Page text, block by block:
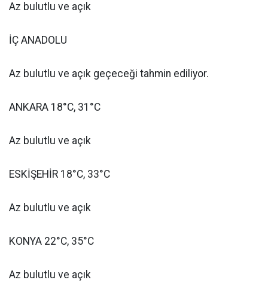
Az bulutlu ve açık
İÇ ANADOLU
Az bulutlu ve açık geçeceği tahmin ediliyor.
ANKARA 18°C, 31°C
Az bulutlu ve açık
ESKİŞEHİR 18°C, 33°C
Az bulutlu ve açık
KONYA 22°C, 35°C
Az bulutlu ve açık